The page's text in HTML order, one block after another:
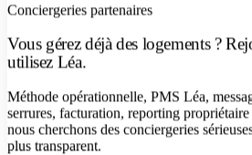
Conciergeries partenaires
Vous gérez déjà des logements ?
utilisez Léa.
Méthode opérationnelle, PMS Léa,
serrures, facturation, reporting
nous cherchons des conciergeries
plus transparent.